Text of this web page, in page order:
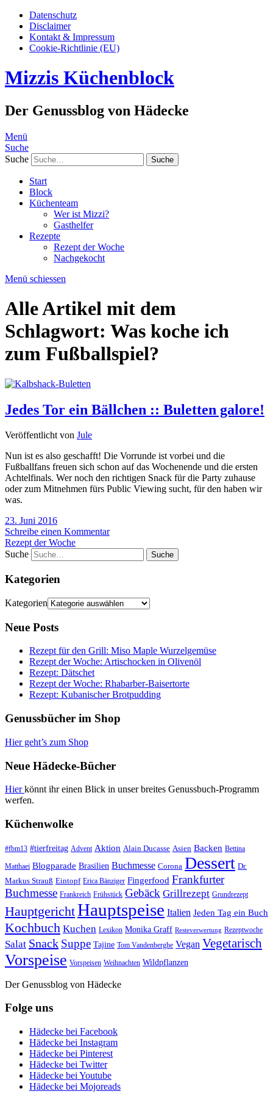
Datenschutz
Disclaimer
Kontakt & Impressum
Cookie-Richtlinie (EU)
Mizzis Küchenblock
Der Genussblog von Hädecke
Menü
Suche
Suche
Start
Block
Küchenteam
Wer ist Mizzi?
Gasthelfer
Rezepte
Rezept der Woche
Nachgekocht
Menü schiessen
Alle Artikel mit dem
Schlagwort: Was koche ich
zum Fußballspiel?
Jedes Tor ein Bällchen :: Buletten galore!
Veröffentlicht von Jule
Nun ist es also geschafft! Die Vorrunde ist vorbei und die
Fußballfans freuen sich schon auf das Wochenende und die ersten
Achtelfinals. Wer noch den richtigen Snack für die Party zuhause
oder zum Mitnehmen fürs Public Viewing sucht, für den haben wir
was.
23. Juni 2016
Schreibe einen Kommentar
Rezept der Woche
Suche
Kategorien
Kategorien
Neue Posts
Rezept für den Grill: Miso Maple Wurzelgemüse
Rezept der Woche: Artischocken in Olivenöl
Rezept: Dätschet
Rezept der Woche: Rhabarber-Baisertorte
Rezept: Kubanischer Brotpudding
Genussbücher im Shop
Hier geht’s zum Shop
Neue Hädecke-Bücher
Hierkönnt ihr einen Blick in unser breites Genussbuch-Programm
werfen.
Küchenwolke
#fbm13 #tierfreitag Advent Aktion Alain Ducasse Asien Backen Bettina
Matthaei Blogparade Brasilien Buchmesse Corona Dessert Dr.
Markus Strauß Eintopf Erica Bänziger Fingerfood Frankfurter
Buchmesse Frankreich Frühstück Gebäck Grillrezept Grundrezept
HauptgerichtHauptspeise Italien Jeden Tag ein Buch
Kochbuch Kuchen Lexikon Monika Graff Resteverwertung Rezeptwoche
Salat Snack Suppe Tajine Tom Vandenberghe Vegan Vegetarisch
Vorspeise Vorspeisen Weihnachten Wildpflanzen
Der Genussblog von Hädecke
Folge uns
Hädecke bei Facebook
Hädecke bei Instagram
Hädecke bei Pinterest
Hädecke bei Twitter
Hädecke bei Youtube
Hädecke bei Mojoreads